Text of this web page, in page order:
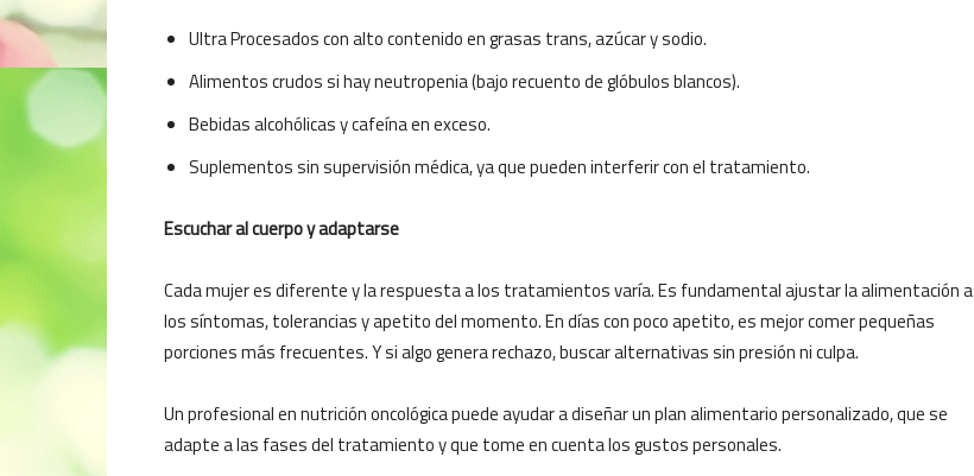
Ultra Procesados con alto contenido en grasas trans, azúcar y sodio.
Alimentos crudos si hay neutropenia (bajo recuento de glóbulos blancos).
Bebidas alcohólicas y cafeína en exceso.
Suplementos sin supervisión médica, ya que pueden interferir con el tratamiento.
Escuchar al cuerpo y adaptarse
Cada mujer es diferente y la respuesta a los tratamientos varía. Es fundamental ajustar la alimentación a
los síntomas, tolerancias y apetito del momento. En días con poco apetito, es mejor comer pequeñas
porciones más frecuentes. Y si algo genera rechazo, buscar alternativas sin presión ni culpa.
Un profesional en nutrición oncológica puede ayudar a diseñar un plan alimentario personalizado, que se
adapte a las fases del tratamiento y que tome en cuenta los gustos personales.